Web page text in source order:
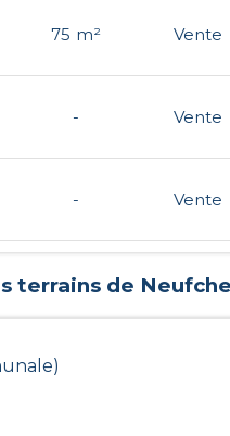
75 m² Vente
- Vente
- Vente
terrains de